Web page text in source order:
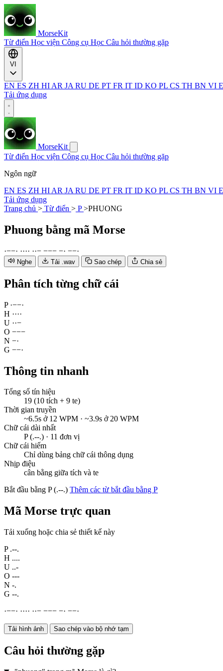
MorseKit
Từ điển Học viện Công cụ Học Câu hỏi thường gặp
EN ES ZH HI AR JA RU DE PT FR IT ID KO PL CS TH BN VI
Tải ứng dụng
MorseKit
Từ điển Học viện Công cụ Học Câu hỏi thường gặp
Ngôn ngữ
EN ES ZH HI AR JA RU DE PT FR IT ID KO PL CS TH BN VI
Tải ứng dụng
Trang chủ > Từ điển > P>PHUONG
Phuong bằng mã Morse
·−−· ···· ··− −−− −· −−·
Nghe Tải .wav Sao chép Chia sẻ
Phân tích từng chữ cái
P ·−−·
H ····
U ··−
O −−−
N −·
G −−·
Thông tin nhanh
Tổng số tín hiệu
19 (10 tích + 9 te)
Thời gian truyền
~6.5s ở 12 WPM · ~3.9s ở 20 WPM
Chữ cái dài nhất
P (.--.) · 11 đơn vị
Chữ cái hiếm
Chỉ dùng bảng chữ cái thông dụng
Nhịp điệu
cân bằng giữa tích và te
Bắt đầu bằng P (.--.) Thêm các từ bắt đầu bằng P
Mã Morse trực quan
Tải xuống hoặc chia sẻ thiết kế này
P .--.
H ....
U ..-
O ---
N -.
G --.
·−−· ···· ··− −−− −· −−·
Tải hình ảnh Sao chép vào bộ nhớ tạm
Câu hỏi thường gặp